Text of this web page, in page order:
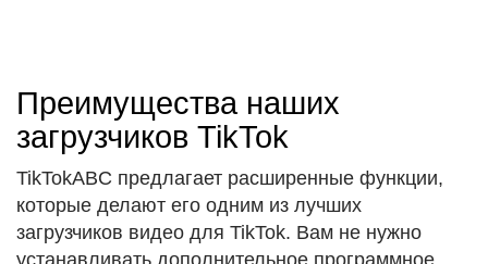
Преимущества наших
загрузчиков TikTok
TikTokABC предлагает расширенные функции,
которые делают его одним из лучших
загрузчиков видео для TikTok. Вам не нужно
устанавливать дополнительное программное